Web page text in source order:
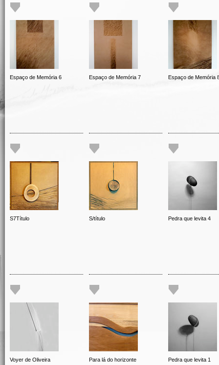
Espaço de Memória 6 Espaço de Memória 7 Espaço de Memória
S7Título S/título Pedra que levita 4
Voyer de Oliveira Para lá do horizonte Pedra que levita 1